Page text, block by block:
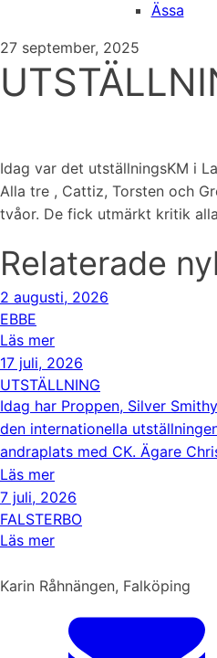
Ässa
27 september, 2025
Idag var det utställningsKM i
Alla tre , Cattiz, Torsten och
tvåor. De fick utmärkt kritik
Relaterade
2 augusti, 2026
EBBE
Läs mer
17 juli, 2026
UTSTÄLLNING
Idag har Proppen, Silver
den internationella
andraplats med CK. Ägare
Läs mer
7 juli, 2026
FALSTERBO
Läs mer
Karin Råhnängen, Falköping